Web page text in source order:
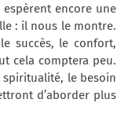
encore une
: il nous le montre.
succès, le confort,
cela comptera peu.
spiritualité, le besoin
d’aborder plus